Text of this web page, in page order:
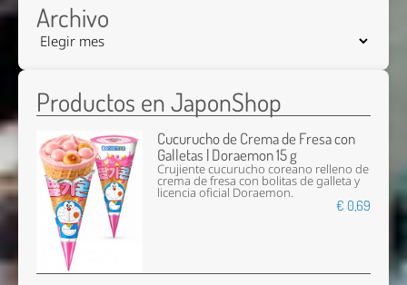
Archivo
Productos en JaponShop
Cucurucho de Crema de Fresa con
Galletas | Doraemon 15 g
Crujiente cucurucho coreano relleno de
crema de fresa con bolitas de galleta y
licencia oficial Doraemon.
€ 0,69